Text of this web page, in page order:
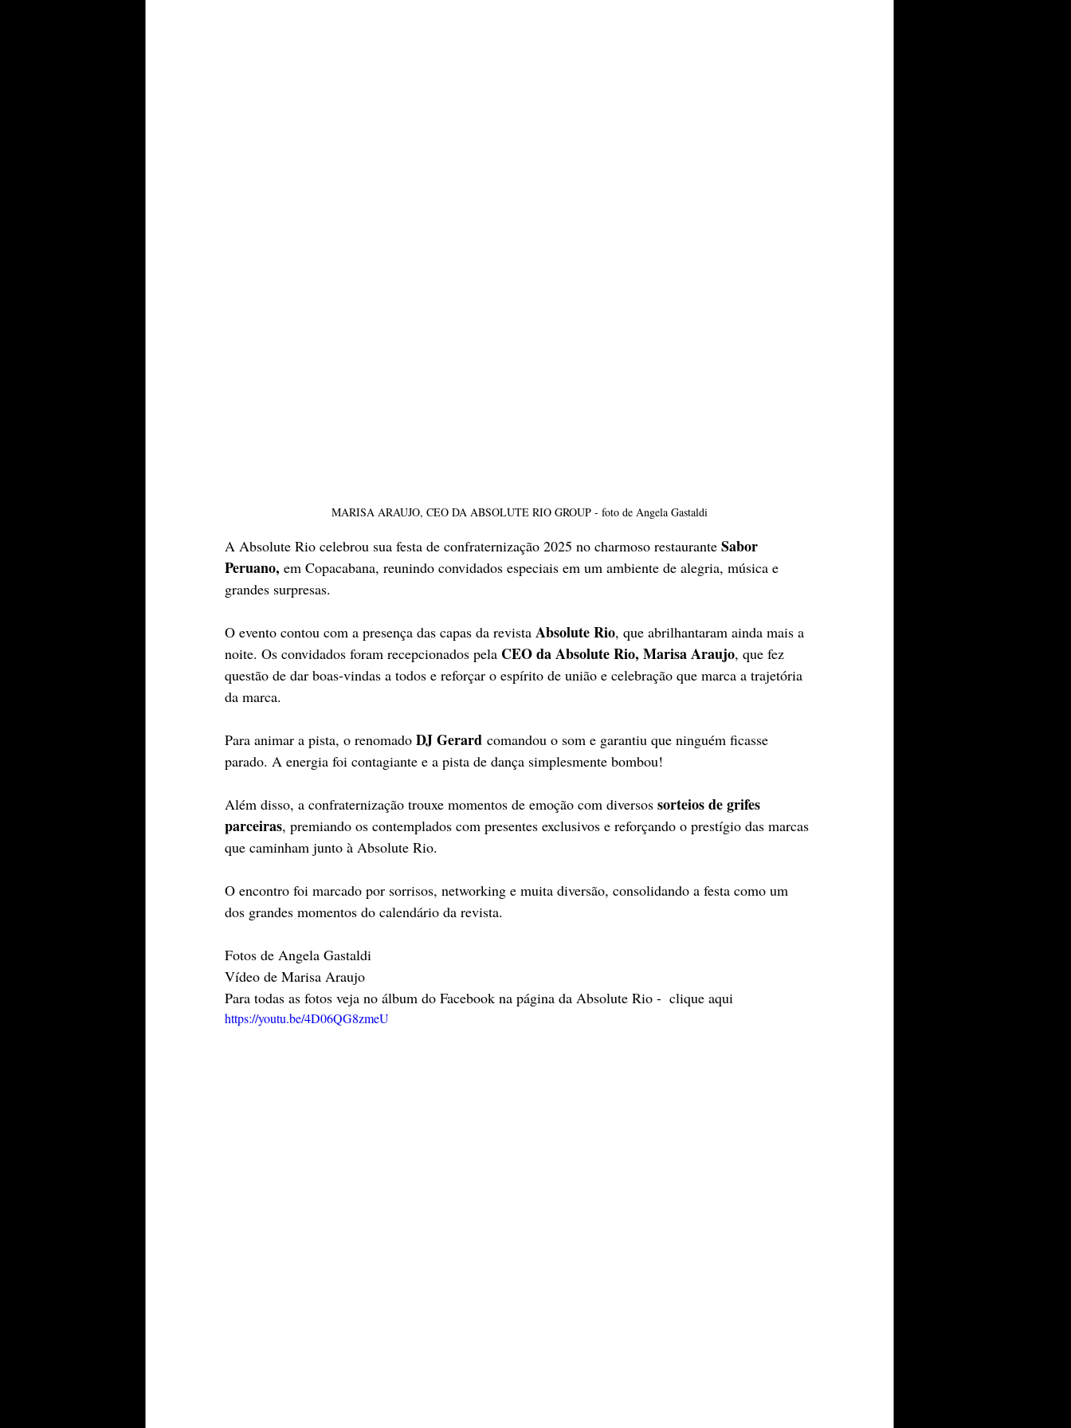
MARISA ARAUJO, CEO DA ABSOLUTE RIO GROUP - foto de Angela Gastaldi
A Absolute Rio celebrou sua festa de confraternização 2025 no charmoso restaurante Sabor
Peruano, em Copacabana, reunindo convidados especiais em um ambiente de alegria, música e
grandes surpresas.
O evento contou com a presença das capas da revista Absolute Rio, que abrilhantaram ainda mais a
noite. Os convidados foram recepcionados pela CEO da Absolute Rio, Marisa Araujo, que fez
questão de dar boas-vindas a todos e reforçar o espírito de união e celebração que marca a trajetória
da marca.
Para animar a pista, o renomado DJ Gerard comandou o som e garantiu que ninguém ficasse
parado. A energia foi contagiante e a pista de dança simplesmente bombou!
Além disso, a confraternização trouxe momentos de emoção com diversos sorteios de grifes
parceiras, premiando os contemplados com presentes exclusivos e reforçando o prestígio das marcas
que caminham junto à Absolute Rio.
O encontro foi marcado por sorrisos, networking e muita diversão, consolidando a festa como um
dos grandes momentos do calendário da revista.
Fotos de Angela Gastaldi
Vídeo de Marisa Araujo
Para todas as fotos veja no álbum do Facebook na página da Absolute Rio -  clique aqui
https://youtu.be/4D06QG8zmeU